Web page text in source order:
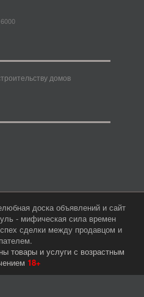
домов
доска объявлений и сайт
- мифическая сила времен
сделки между продавцом и
товары и услуги с возрастным
18+